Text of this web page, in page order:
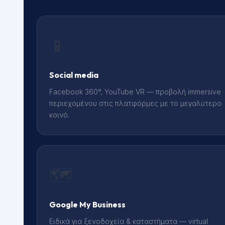
Social media
Facebook 360°, YouTube VR — προβολή immersive
περιεχομένου στις πλατφόρμες με το μεγαλύτερο
κοινό.
Google My Business
Ειδικά για ξενοδοχεία & καταστήματα — virtual